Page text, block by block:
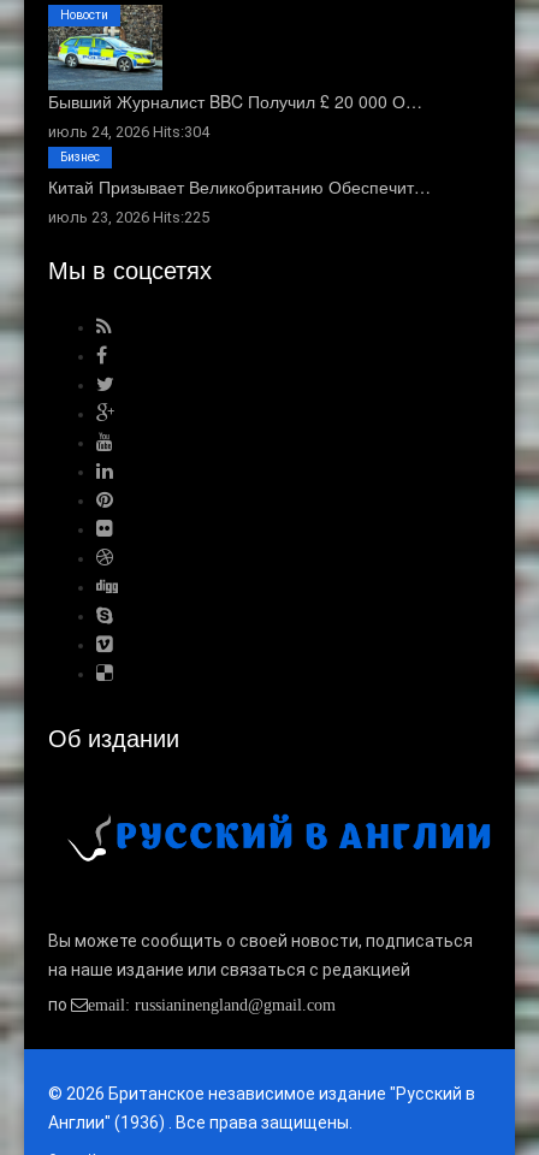
Бывший Журналист BBC Получил £ 20 000 О…
июль 24, 2026 Hits:304
Новости
Китай Призывает Великобританию Обеспечит…
июль 23, 2026 Hits:225
Бизнес
Мы в соцсетях
Об издании
Вы можете сообщить о своей новости, подписаться
на наше издание или связаться с редакцией
по
email: russianinengland@gmail.com
© 2026 Британское независимое издание "Русский в
Англии" (1936) . Все права защищены.